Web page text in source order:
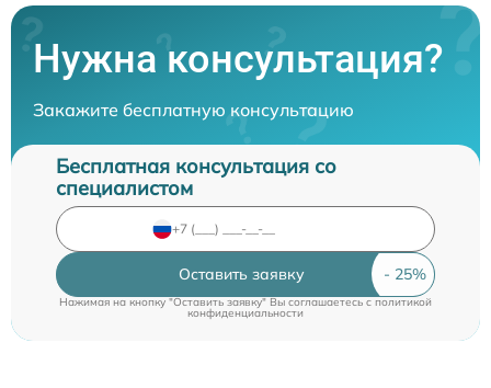
Нужна консультация?
Закажите бесплатную консультацию
Бесплатная консультация со
специалистом
Оставить заявку
Нажимая на кнопку "Оставить заявку" Вы соглашаетесь cполитикой
конфиденциальности